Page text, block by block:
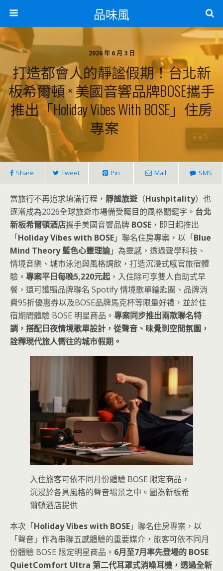
品味風
2026 年 6 月 3 日
打造都會人的靜謐假期！台北新
板希爾頓 × 美國音響品牌BOSE攜手
推出「Holiday Vibes With BOSE」住房
專案
Share Tweet Pin Mail SMS
當旅行不再追求填滿行程， 靜謐旅遊（Hushpitality）也
逐漸成為2026全球旅遊市場備受矚目的風格關鍵字。 台北
新板希爾頓酒店攜手美國音響品牌 BOSE ，即日起推出
「Holiday Vibes with BOSE」聯名住房專案，以「Blue
Mind Theory 藍色心靈理論」為靈感，透過聲學科技、
情境音樂、城市泳池與風格調飲，打造沉浸式感官旅宿體
驗。 專案平日每晚5,220元起，入住除可享雙人自助式早
餐，還可獲贈品牌聯名 Spotify 情境歌單鑰匙圈、品牌消
費95折優惠券以及BOSE品牌馬克杯等限量好禮，並於住
宿期間體驗 BOSE 明星商品。 專案同步推出兩款聯名特
調，搭配日夜情境歌單設計，從聲音、味覺到空間氛圍，
詮釋現代旅人嚮往的城市假期。
入住旅客可依不同月份體驗 BOSE 限定商品，
沉浸於各具風格的聲音場景之中。圖為新板希
爾頓酒店提供
本次「Holiday Vibes with BOSE」聯名住房專案，以
「聲音」作為串聯五感體驗的重要媒介，旅客可依不同月
份體驗 BOSE 限定明星商品。 6月至7月率先登場的 BOSE
QuietComfort Ultra 第二代耳罩式消噪耳機，透過全新